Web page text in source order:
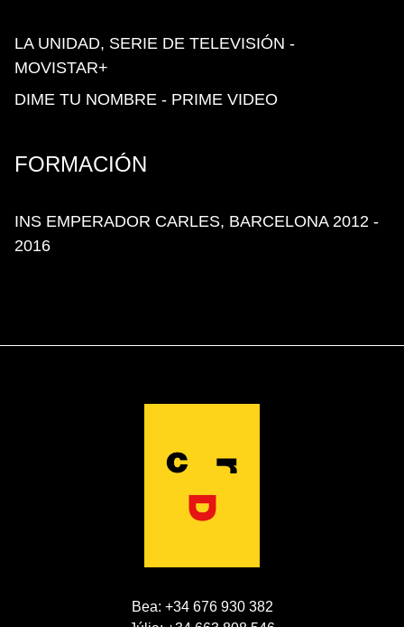
LA UNIDAD, SERIE DE TELEVISIÓN -
MOVISTAR+
DIME TU NOMBRE - PRIME VIDEO
FORMACIÓN
INS EMPERADOR CARLES, BARCELONA 2012 -
2016
Bea: +34 676 930 382